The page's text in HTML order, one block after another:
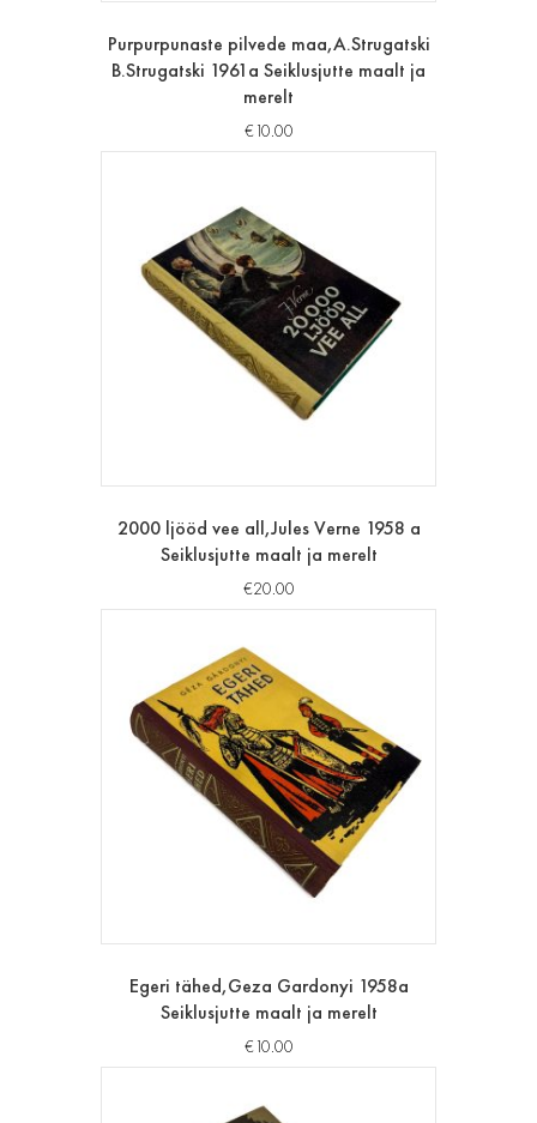
Purpurpunaste pilvede maa,A.Strugatski
B.Strugatski 1961a Seiklusjutte maalt ja
merelt
€10.00
2000 ljööd vee all,Jules Verne 1958 a
Seiklusjutte maalt ja merelt
€20.00
Egeri tähed,Geza Gardonyi 1958a
Seiklusjutte maalt ja merelt
€10.00